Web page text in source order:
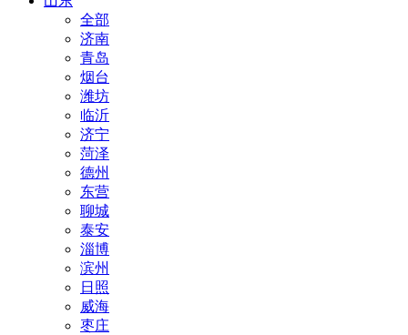
全部
济南
青岛
烟台
潍坊
临沂
济宁
菏泽
德州
东营
聊城
泰安
淄博
滨州
日照
威海
枣庄